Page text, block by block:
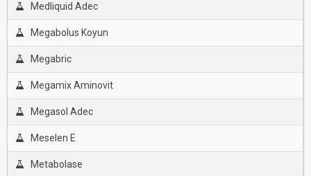
Medliquid Adec
Megabolus Koyun
Megabric
Megamix Aminovit
Megasol Adec
Meselen E
Metabolase